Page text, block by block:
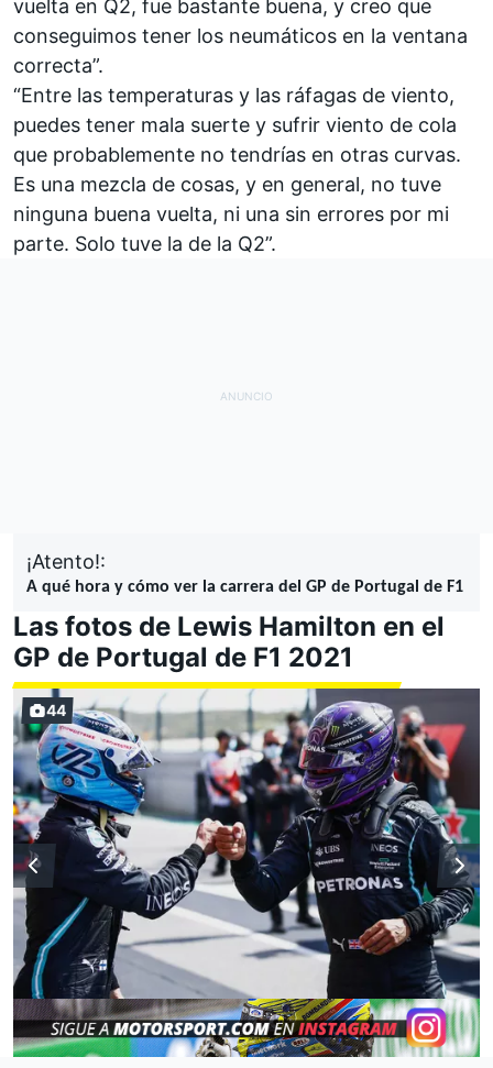
vuelta en Q2, fue bastante buena, y creo que
conseguimos tener los neumáticos en la ventana
correcta”.
“Entre las temperaturas y las ráfagas de viento,
puedes tener mala suerte y sufrir viento de cola
que probablemente no tendrías en otras curvas.
Es una mezcla de cosas, y en general, no tuve
ninguna buena vuelta, ni una sin errores por mi
parte. Solo tuve la de la Q2”.
¡Atento!:
A qué hora y cómo ver la carrera del GP de Portugal de F1
Las fotos de Lewis Hamilton en el
GP de Portugal de F1 2021
44